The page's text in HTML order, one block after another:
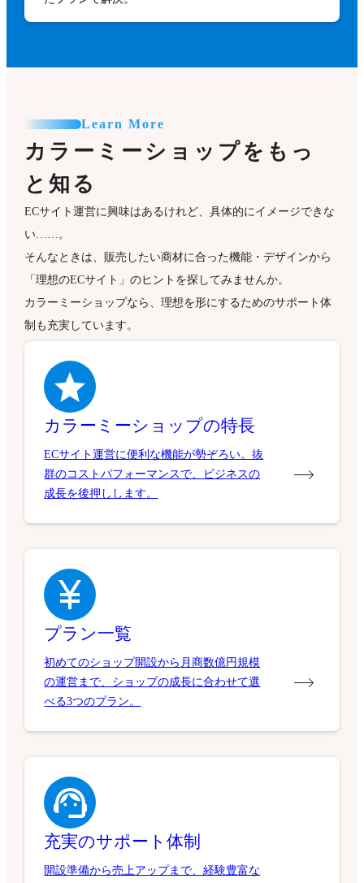
Learn More
カラーミーショップをもっ
と知る
ECサイト運営に興味はあるけれど、具体的にイメージできな
い……。
そんなときは、販売したい商材に合った機能・デザインから
「理想のECサイト」のヒントを探してみませんか。
カラーミーショップなら、理想を形にするためのサポート体
制も充実しています。
カラーミーショップの特長
ECサイト運営に便利な機能が勢ぞろい。抜
群のコストパフォーマンスで、ビジネスの
成長を後押しします。
プラン一覧
初めてのショップ開設から月商数億円規模
の運営まで、ショップの成長に合わせて選
べる3つのプラン。
充実のサポート体制
開設準備から売上アップまで、経験豊富な